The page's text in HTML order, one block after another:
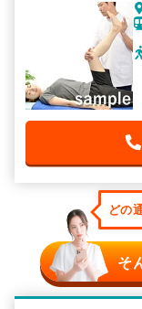
どの
そ